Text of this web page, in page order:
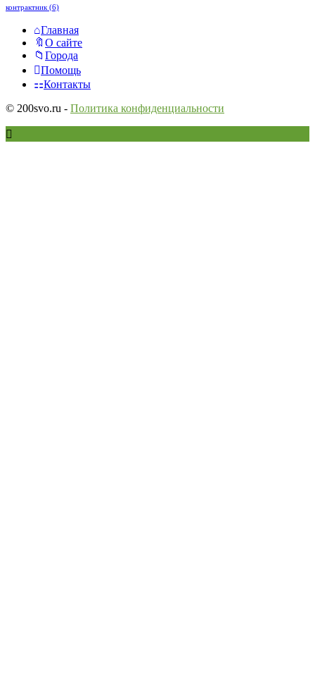
контрактник (6)
Исследовать
Главная
О сайте
Города
Помощь
Контакты
© 200svo.ru - Политика конфиденциальности